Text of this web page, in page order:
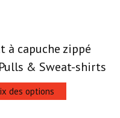
à capuche zippé
& Sweat-shirts
des options